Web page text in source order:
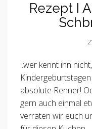
Rezept I
..wer kennt ihn
absolute Renner!
gern auch einmal
verraten wir euch